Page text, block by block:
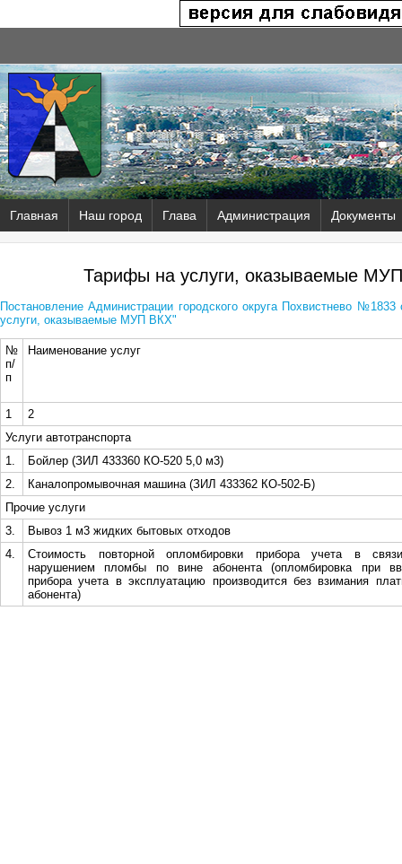
Главная Наш город Глава Администрация Документы
Тарифы на услуги, оказываемые
Постановление Администрации городского округа Похвистнево
услуги, оказываемые МУП ВКХ"
№
п/
п
Наименование услуг
1
2
Услуги автотранспорта
1.
Бойлер (ЗИЛ 433360 КО-520 5,0 м3)
2.
Каналопромывочная машина (ЗИЛ 433362 КО-502-Б)
Прочие услуги
3.
Вывоз 1 м3 жидких бытовых отходов
4.
Стоимость повторной опломбировки прибора учета в
нарушением пломбы по вине абонента (опломбировка при
прибора учета в эксплуатацию производится без взимания
абонента)